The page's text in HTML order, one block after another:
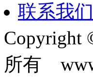
联系我们
Copyright
所有